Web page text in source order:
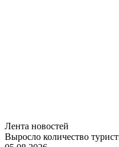
Лента новостей
Выросло количество